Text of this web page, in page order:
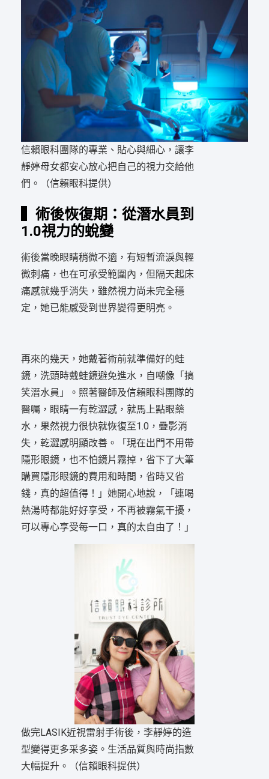
信賴眼科團隊的專業、貼心與細心，讓李
靜婷母女都安心放心把自己的視力交給他
們。（信賴眼科提供）
▍術後恢復期：從潛水員到
1.0視力的蛻變
術後當晚眼睛稍微不適，有短暫流淚與輕
微刺痛，也在可承受範圍內，但隔天起床
痛感就幾乎消失，雖然視力尚未完全穩
定，她已能感受到世界變得更明亮。
再來的幾天，她戴著術前就準備好的蛙
鏡，洗頭時戴蛙鏡避免進水，自嘲像「搞
笑潛水員」。照著醫師及信賴眼科團隊的
醫囑，眼睛一有乾澀感，就馬上點眼藥
水，果然視力很快就恢復至1.0，疊影消
失，乾澀感明顯改善。「現在出門不用帶
隱形眼鏡，也不怕鏡片霧掉， 省下了大筆
購買隱形眼鏡的費用和時間， 省時又省
錢，真的超值得！」她開心地說，「連喝
熱湯時都能好好享受，不再被霧氣干擾，
可以專心享受每一口，真的太自由了！」
做完LASIK近視雷射手術後，李靜婷的造
型變得更多采多姿。生活品質與時尚指數
大幅提升。（信賴眼科提供）